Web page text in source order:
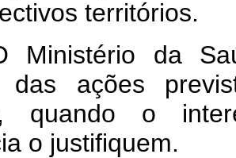
territórios.
Ministério da
das ações
quando o
o justifiquem.